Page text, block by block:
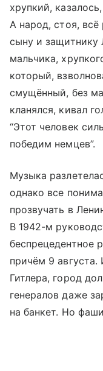
хрупкий,
А народ, стоя, всё
сыну и защитнику
мальчика,
который,
смущённый, без
кланялся, кивал
“Этот человек
победим немцев”.
Музыка
однако все
прозвучать в
В 1942-м
беспрецедентное
причём 9 августа.
Гитлера, город
генералов даже
на банкет. Но